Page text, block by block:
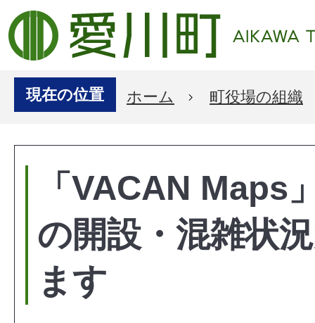
現在の位置 ホーム 町役場の組織
「VACAN Maps
の開設・混雑状
ます